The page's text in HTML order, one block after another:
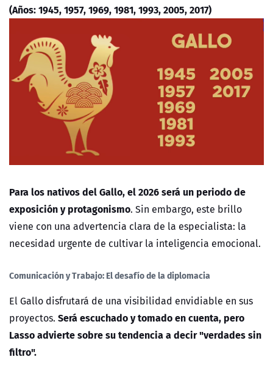
(Años: 1945, 1957, 1969, 1981, 1993, 2005, 2017)
Para los nativos del Gallo, el 2026 será un periodo de
exposición y protagonismo. Sin embargo, este brillo
viene con una advertencia clara de la especialista: la
necesidad urgente de cultivar la inteligencia emocional.
Comunicación y Trabajo: El desafío de la diplomacia
El Gallo disfrutará de una visibilidad envidiable en sus
proyectos. Será escuchado y tomado en cuenta, pero
Lasso advierte sobre su tendencia a decir "verdades sin
filtro".